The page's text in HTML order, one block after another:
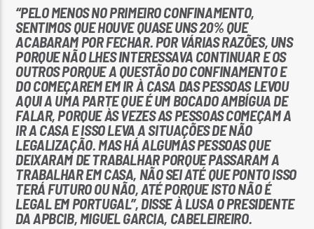
“PELO MENOS NO PRIMEIRO CONFINAMENTO,
SENTIMOS QUE HOUVE QUASE UNS 20% QUE
ACABARAM POR FECHAR. POR VÁRIAS RAZÕES, UNS
PORQUE NÃO LHES INTERESSAVA CONTINUAR E OS
OUTROS PORQUE A QUESTÃO DO CONFINAMENTO E
DO COMEÇAREM EM IR À CASA DAS PESSOAS LEVOU
AQUI A UMA PARTE QUE É UM BOCADO AMBÍGUA DE
FALAR, PORQUE ÀS VEZES AS PESSOAS COMEÇAM A
IR A CASA E ISSO LEVA A SITUAÇÕES DE NÃO
LEGALIZAÇÃO. MAS HÁ ALGUMAS PESSOAS QUE
DEIXARAM DE TRABALHAR PORQUE PASSARAM A
TRABALHAR EM CASA, NÃO SEI ATÉ QUE PONTO ISSO
TERÁ FUTURO OU NÃO, ATÉ PORQUE ISTO NÃO É
LEGAL EM PORTUGAL”, DISSE À LUSA O PRESIDENTE
DA APBCIB, MIGUEL GARCIA, CABELEIREIRO.